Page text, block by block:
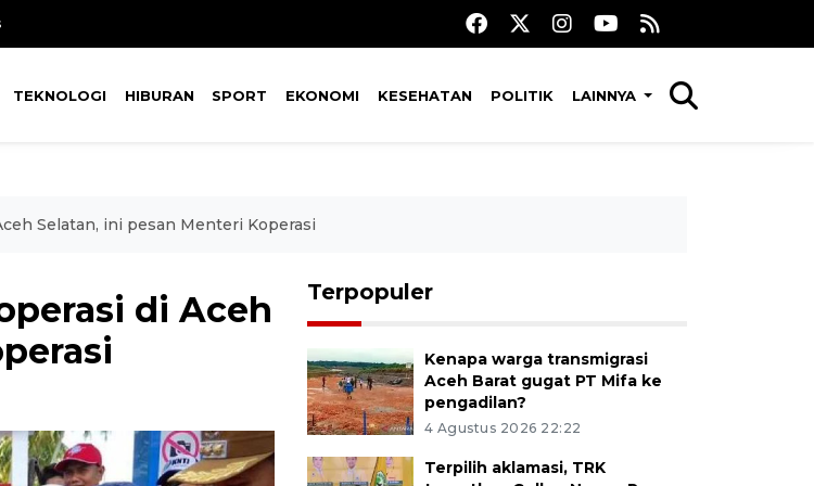
TEKNOLOGI HIBURAN SPORT EKONOMI KESEHATAN POLITIK LAINNYA
Selatan, ini pesan Menteri Koperasi
di Aceh
Terpopuler
Kenapa warga transmigrasi
Aceh Barat gugat PT Mifa ke
pengadilan?
4 Agustus 2026 22:22
Terpilih aklamasi, TRK